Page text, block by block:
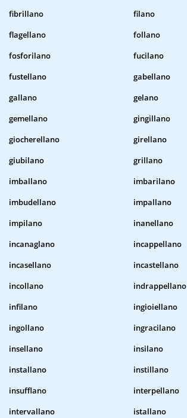
fibrillano
filano
flagellano
follano
fosforilano
fucilano
fustellano
gabellano
gallano
gelano
gemellano
gingillano
giocherellano
girellano
giubilano
grillano
imballano
imbarilano
imbudellano
impallano
impilano
inanellano
incanaglano
incappellano
incasellano
incastellano
incollano
indrappellano
infilano
ingioiellano
ingollano
ingracilano
insellano
insilano
installano
instillano
insufflano
interpellano
intervallano
istallano